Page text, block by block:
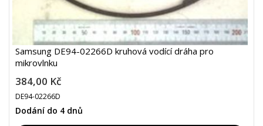
Samsung DE94-02266D kruhová vodící dráha pro
mikrovlnku
384,00 Kč
DE94-02266D
Dodání do 4 dnů